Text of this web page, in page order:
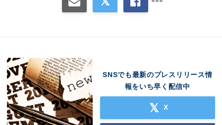
SNSでも最新のプレスリリース情
報をいち早く配信中
X